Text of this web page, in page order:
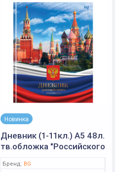
Новинка
Дневник (1-11кл.) А5 48л.
тв.обложка "Российского
ламинация (BG)
Бренд: BG